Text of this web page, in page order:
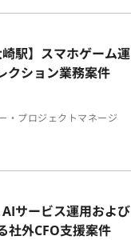
駅】スマホゲーム運
クション業務案件
・プロジェクトマネージ
サービス運用および
社外CFO支援案件